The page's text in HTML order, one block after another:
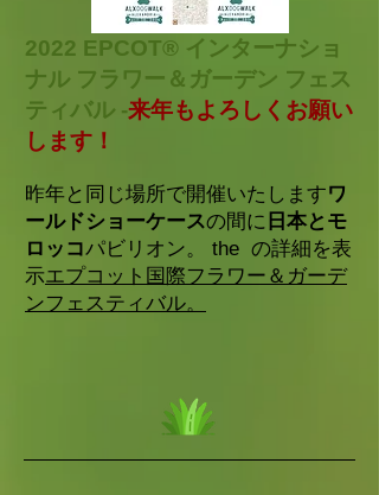
2022 EPCOT® インターナショ
ナル フラワー＆ガーデン フェス
ティバル -来年もよろしくお願い
します！
昨年と同じ場所で開催いたしますワ
ールドショーケースの間に 日本とモ
ロッコパビリオン。 the の詳細を表
示エプコット国際フラワー＆ガーデ
ンフェスティバル。